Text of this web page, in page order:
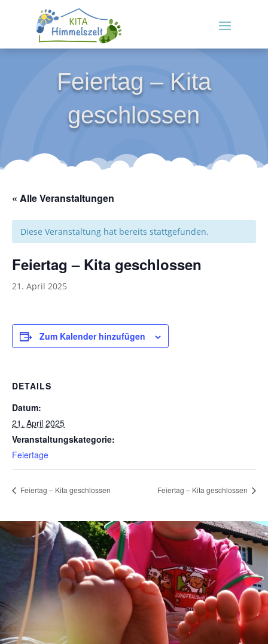
Feiertag – Kita
geschlossen
« Alle Veranstaltungen
Diese Veranstaltung hat bereits stattgefunden.
Feiertag – Kita geschlossen
21. April 2025
Zum Kalender hinzufügen
DETAILS
Datum:
21. April 2025
Veranstaltungskategorie:
Feiertage
Feiertag – Kita geschlossen Feiertag – Kita geschlossen